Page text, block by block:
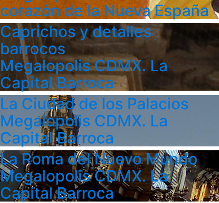
corazón de la Nueva España
Caprichos y detalles
barrocos
Megalopolis CDMX. La
Capital Barroca
La Ciudad de los Palacios
Megalopolis CDMX. La
Capital Barroca
La Roma del Nuevo Mundo
Megalopolis CDMX. La
Capital Barroca